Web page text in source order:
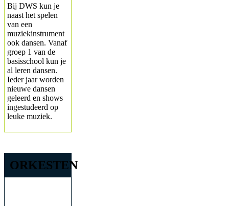
Bij DWS kun je
naast het spelen
van een
muziekinstrument
ook dansen. Vanaf
groep 1 van de
basisschool kun je
al leren dansen.
Ieder jaar worden
nieuwe dansen
geleerd en shows
ingestudeerd op
leuke muziek.
ORKESTEN